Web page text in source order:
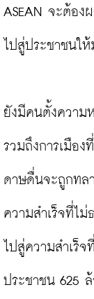
ASEAN จะต้อง
ไปสู่ประชาชนใ
ยังมีคนตั้งความ
รวมถึงการเมือง
ดาษดื่นจะถูกทล
ความสำเร็จที่ไ
ไปสู่ความสำเร็
ประชาชน 625